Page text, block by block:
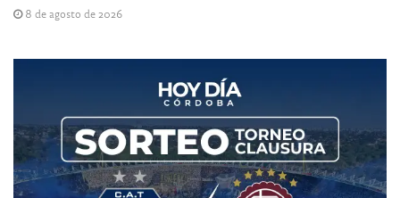
8 de agosto de 2026